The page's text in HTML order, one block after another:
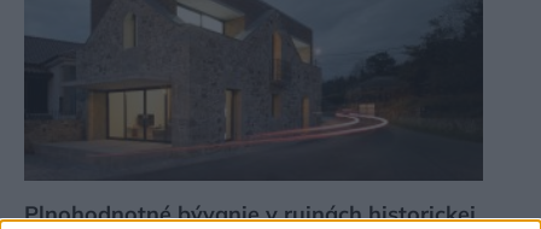
Plnohodnotné bývanie v ruinách historickej